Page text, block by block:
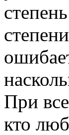
При
кто